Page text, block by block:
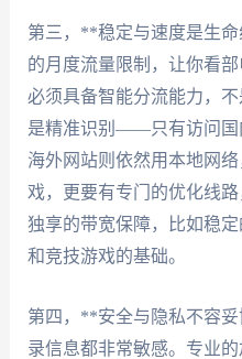
第三，**稳定与速度是生
的月度流量限制，让你看
必须具备智能分流能力，
是精准识别——只有访问国
海外网站则依然用本地网
戏，更要有专门的优化线
独享的带宽保障，比如稳
和竞技游戏的基础。
第四，**安全与隐私不容
录信息都非常敏感。专业